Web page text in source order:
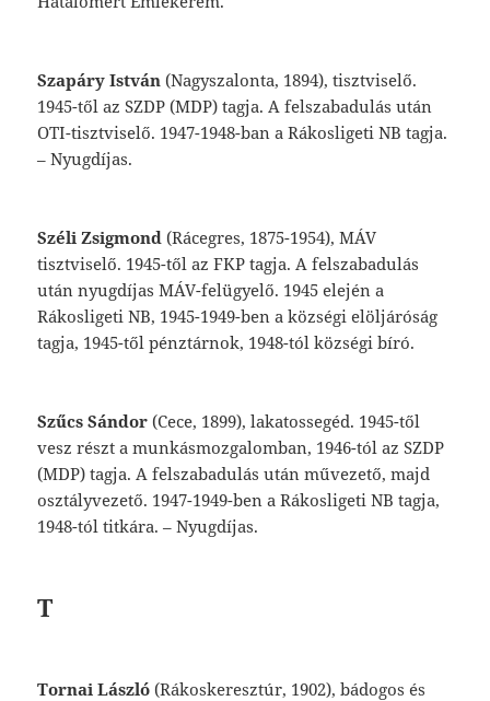
SzapáryIstván(Nagyszalonta, 1894),tisztviselő.
1945-tőlazSZDP(MDP)tagja. Afelszabadulásután
OTI-tisztviselő. 1947-1948-banaRákosligeti NBtagja.
–Nyugdíjas.
Széli Zsigmond (Rácegres, 1875-1954),MÁV
tisztviselő. 1945-tőlazFKPtagja. Afelszabadulás
utánnyugdíjasMÁV-felügyelő. 1945elejéna
Rákosligeti NB, 1945-1949-benaközségielöljáróság
tagja, 1945-tőlpénztárnok, 1948-tólközségibíró.
SzűcsSándor(Cece, 1899),lakatossegéd. 1945-től
veszrésztamunkásmozgalomban, 1946-tólazSZDP
(MDP)tagja. Afelszabadulásutánművezető,majd
osztályvezető. 1947-1949-benaRákosligeti NBtagja,
1948-tóltitkára.–Nyugdíjas.
T
TornaiLászló(Rákoskeresztúr, 1902),bádogosés